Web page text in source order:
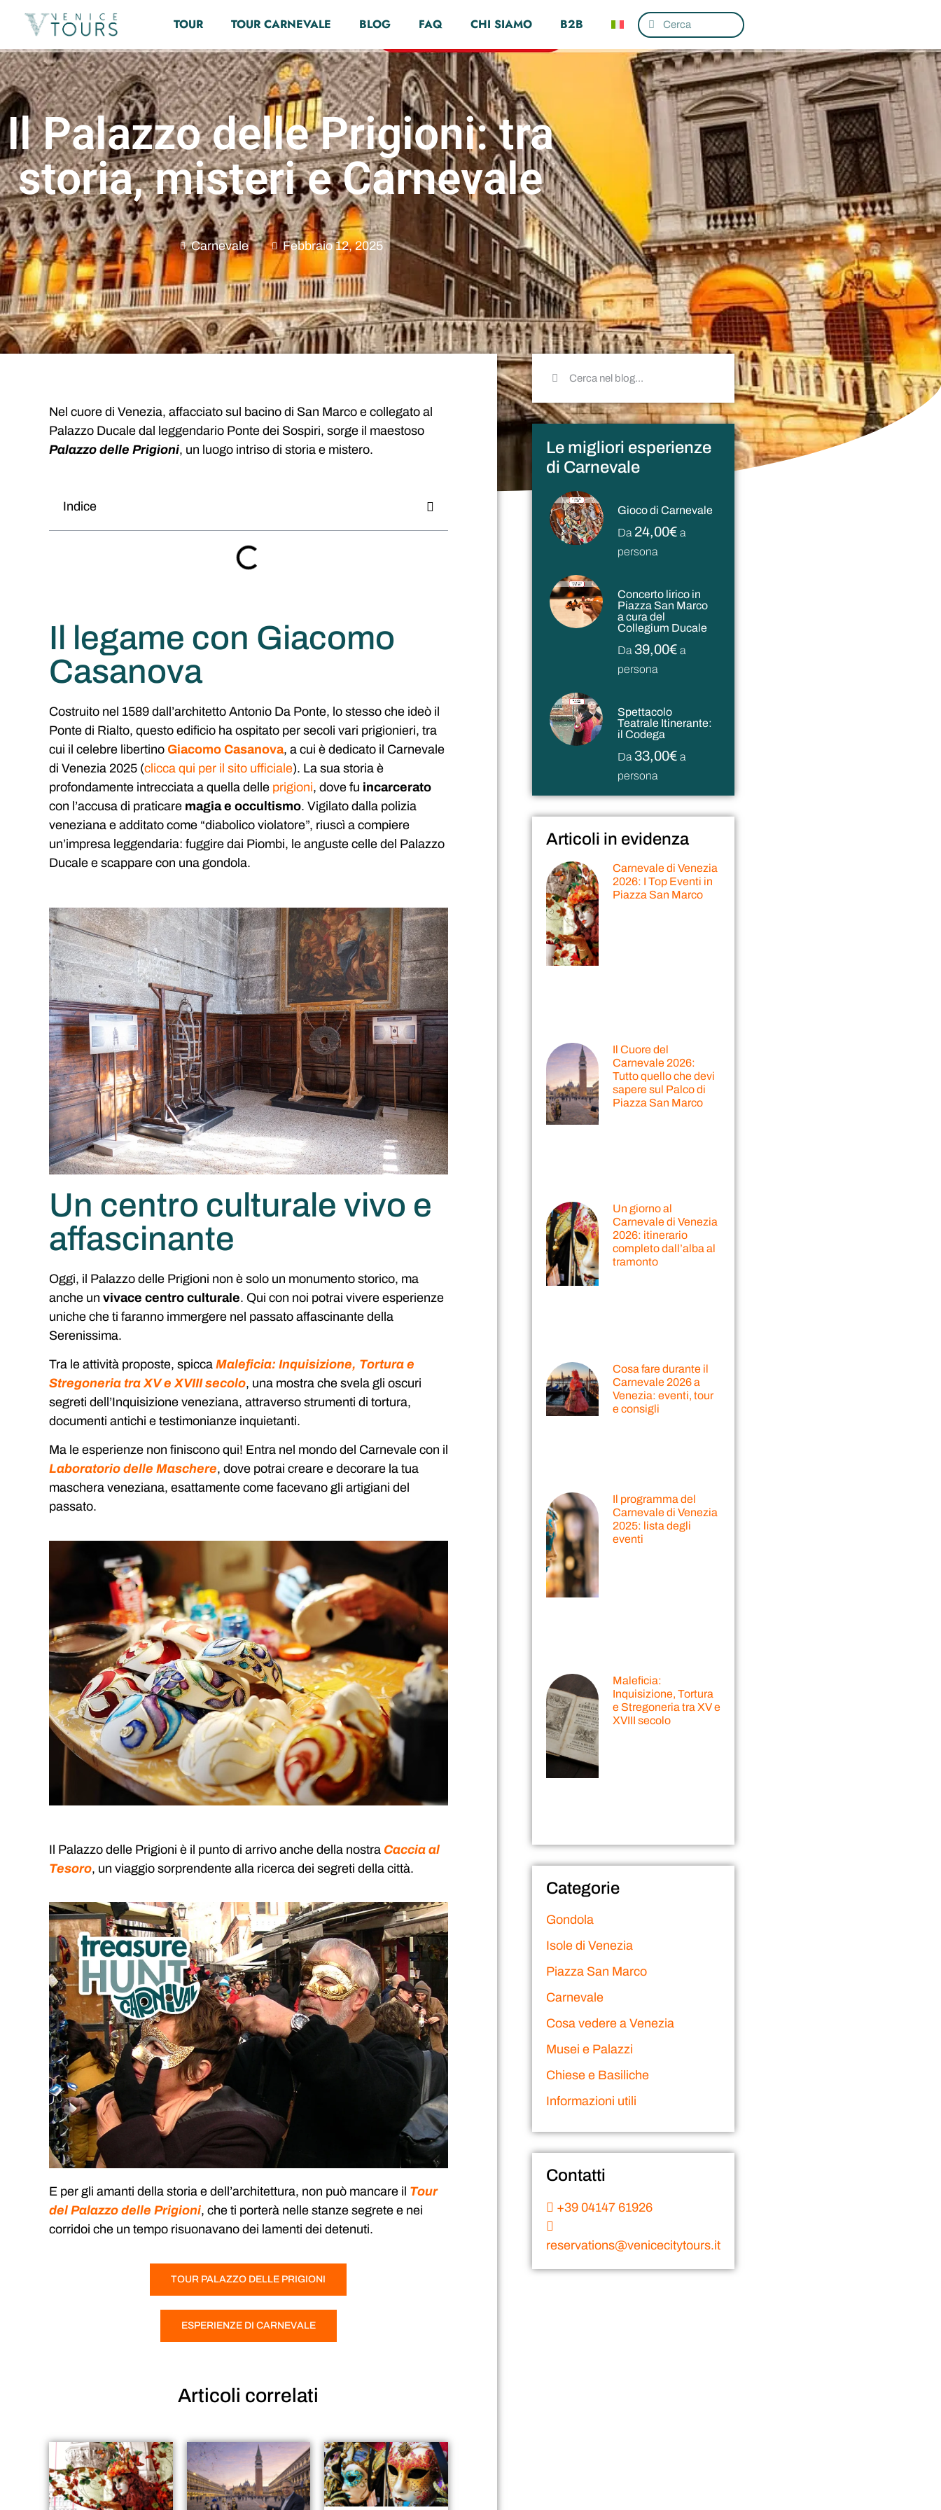
TOUR TOUR CARNEVALE BLOG FAQ CHI SIAMO B2B
Il Palazzo delle Prigioni: tra
storia, misteri e Carnevale
Carnevale Febbraio 12, 2025
Nel cuore di Venezia, affacciato sul bacino di San Marco e collegato al
Palazzo Ducale dal leggendario Ponte dei Sospiri, sorge il maestoso
Palazzo delle Prigioni, un luogo intriso di storia e mistero.
Indice
Il legame con Giacomo
Casanova
Costruito nel 1589 dall’architetto Antonio Da Ponte, lo stesso che ideò il
Ponte di Rialto, questo edificio ha ospitato per secoli vari prigionieri, tra
cui il celebre libertino Giacomo Casanova, a cui è dedicato il Carnevale
di Venezia 2025 (clicca qui per il sito ufficiale). La sua storia è
profondamente intrecciata a quella delle prigioni, dove fu incarcerato
con l’accusa di praticare magia e occultismo. Vigilato dalla polizia
veneziana e additato come “diabolico violatore”, riuscì a compiere
un’impresa leggendaria: fuggire dai Piombi, le anguste celle del Palazzo
Ducale e scappare con una gondola.
Un centro culturale vivo e
affascinante
Oggi, il Palazzo delle Prigioni non è solo un monumento storico, ma
anche un vivace centro culturale. Qui con noi potrai vivere esperienze
uniche che ti faranno immergere nel passato affascinante della
Serenissima.
Tra le attività proposte, spicca Maleficia: Inquisizione, Tortura e
Stregoneria tra XV e XVIII secolo, una mostra che svela gli oscuri
segreti dell’Inquisizione veneziana, attraverso strumenti di tortura,
documenti antichi e testimonianze inquietanti.
Ma le esperienze non finiscono qui! Entra nel mondo del Carnevale con il
Laboratorio delle Maschere, dove potrai creare e decorare la tua
maschera veneziana, esattamente come facevano gli artigiani del
passato.
Il Palazzo delle Prigioni è il punto di arrivo anche della nostra Caccia al
Tesoro, un viaggio sorprendente alla ricerca dei segreti della città.
E per gli amanti della storia e dell’architettura, non può mancare il Tour
del Palazzo delle Prigioni, che ti porterà nelle stanze segrete e nei
corridoi che un tempo risuonavano dei lamenti dei detenuti.
TOUR PALAZZO DELLE PRIGIONI
ESPERIENZE DI CARNEVALE
Articoli correlati
Le migliori esperienze
di Carnevale
Gioco di Carnevale
Da 24,00€ a
persona
Concerto lirico in
Piazza San Marco
a cura del
Collegium Ducale
Da39,00€ a
persona
Spettacolo
Teatrale Itinerante:
il Codega
Da33,00€ a
persona
Articoli in evidenza
Carnevale di Venezia
2026: I Top Eventi in
Piazza San Marco
Il Cuore del
Carnevale 2026:
Tutto quello che devi
sapere sul Palco di
Piazza San Marco
Un giorno al
Carnevale di Venezia
2026: itinerario
completo dall’alba al
tramonto
Cosa fare durante il
Carnevale 2026 a
Venezia: eventi, tour
e consigli
Il programma del
Carnevale di Venezia
2025: lista degli
eventi
Maleficia:
Inquisizione, Tortura
e Stregoneria tra XV e
XVIII secolo
Categorie
Gondola
Isole di Venezia
Piazza San Marco
Carnevale
Cosa vedere a Venezia
Musei e Palazzi
Chiese e Basiliche
Informazioni utili
Contatti
+39 04147 61926
reservations@venicecitytours.it